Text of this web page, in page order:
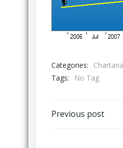
Categories:
Tags:
No Tag
Post
Previous post